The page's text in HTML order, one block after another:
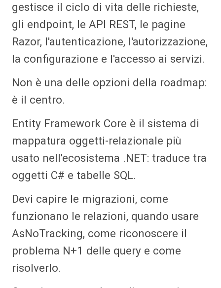
gestisce il ciclo di vita delle richieste,
gli endpoint, le API REST, le pagine
Razor, l'autenticazione, l'autorizzazione,
la configurazione e l'accesso ai servizi.
Non è una delle opzioni della roadmap:
è il centro.
Entity Framework Core è il sistema di
mappatura oggetti-relazionale più
usato nell'ecosistema .NET: traduce tra
oggetti C# e tabelle SQL.
Devi capire le migrazioni, come
funzionano le relazioni, quando usare
AsNoTracking, come riconoscere il
problema N+1 delle query e come
risolverlo.